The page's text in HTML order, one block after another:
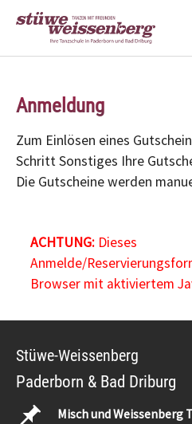
Anmeldung
Zum Einlösen eines
Schritt Sonstiges Ihre
Die Gutscheine werden
ACHTUNG:Dieses
Anmelde/
Browser mit aktiviertem
Stüwe-Weissenberg
Paderborn & Bad Driburg
Misch und Weissenberg